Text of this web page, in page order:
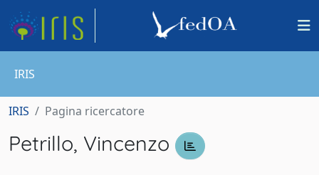
IRIS
IRIS Pagina ricercatore
Petrillo, Vincenzo